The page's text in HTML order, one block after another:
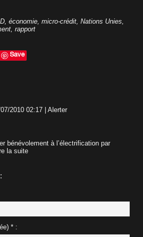
économie micro-crédit Nations Unies
rapport
Save
2010 02:17 Alerter
bénévolement à l’électrification par
la suite
* :